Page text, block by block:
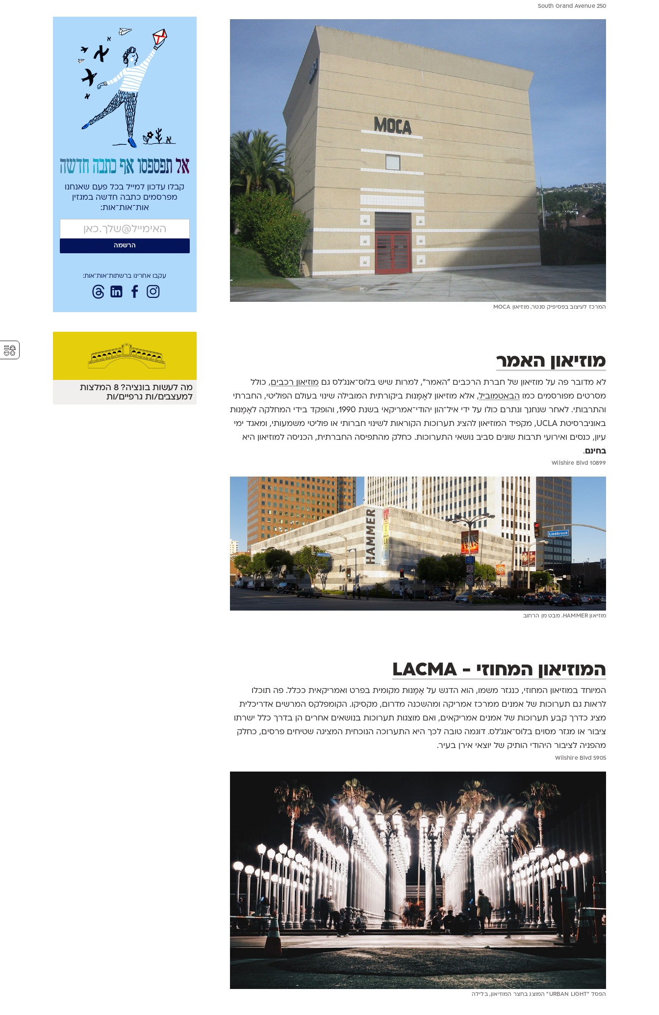
250 South Grand Avenue
המרכז לעיצוב בפסיפיק סנטר, מוזיאון MOCA
מוזיאון האמר
לא מדובר פה על מוזיאון של חברת הרכבים "האמר", למרות שיש בלוס־אנג'לס גם מוזיאון רכבים, כולל
מסרטים מפורסמים כמו הבאטמוביל, אלא מוזיאון לאָמָּנוּת ביקורתית המובילה שינוי בעולם הפוליטי, החברתי
והתרבותי. לאחר שנחנך ונתרם כולו על ידי איל־הון יהודי־אמריקאי בשנת 1990, והופקד בידי המחלקה לאָמָּנוּת
באוניברסיטת UCLA, מקפיד המוזיאון להציג תערוכות הקוראות לשינוי חברותי או פוליטי משמעותי, ומאגד ימי
עיון, כנסים ואירועי תרבות שונים סביב נושאי התערוכות. כחלק מהתפיסה החברתית, הכניסה למוזיאון היא
בחינם.
10899 Wilshire Blvd
מוזיאון HAMMER. מבט מן הרחוב
המוזיאון המחוזי - LACMA
המיוחד במוזיאון המחוזי, כנגזר משמו, הוא הדגש על אָמָּנוּת מקומית בפרט ואמריקאית ככלל. פה תוכלו
לראות גם תערוכות של אמנים ממרכז אמריקה ומהשכנה מדרום, מקסיקו. הקומפלקס המרשים אדריכלית
מציג כדרך קבע תערוכות של אמנים אמריקאים, ואם מוצגות תערוכות בנושאים אחרים הן בדרך כלל ישרתו
ציבור או מגזר מסוים בלוס־אנג'לס. דוגמה טובה לכך היא התערוכה הנוכחית המציגה שטיחים פרסים, כחלק
מהפניה לציבור היהודי הותיק של יוצאי אירן בעיר.
5905 Wilshire Blvd
הפסל "URBAN LIGHT" המוצג בחצר המוזיאון, בלילה
אל תפספסו אף כתבה חדשה
קבלו עדכון למייל בכל פעם שאנחנו
מפרסמים כתבה חדשה במגזין
אות־אות־אות:
עקבו אחרינו ברשתות־אות־אות:
מה לעשות בונציה? 8 המלצות
למעצבים/ות גרפיים/ות
⚥︎